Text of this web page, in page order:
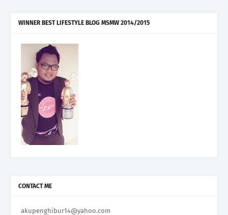
WINNER BEST LIFESTYLE BLOG MSMW 2014/2015
CONTACT ME
akupenghibur14@yahoo.com